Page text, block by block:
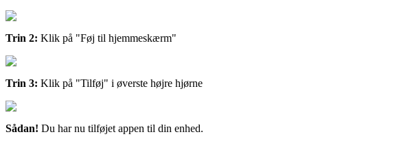
Trin 2: Klik på "Føj til hjemmeskærm"
Trin 3: Klik på "Tilføj" i øverste højre hjørne
Sådan! Du har nu tilføjet appen til din enhed.